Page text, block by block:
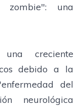
zombie": una
creciente
debido a la
del
neurológica